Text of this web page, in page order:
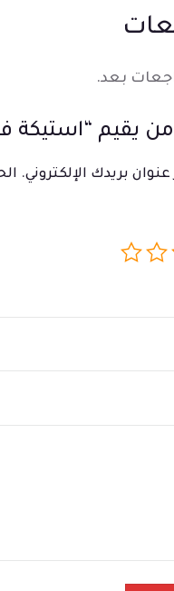
بعد.
يقيم “استيكة
بريدك الإلكتروني.